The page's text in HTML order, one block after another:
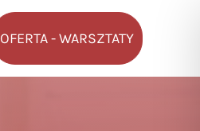
OFERTA - WARSZTATY